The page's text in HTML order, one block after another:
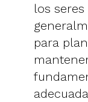
los
para